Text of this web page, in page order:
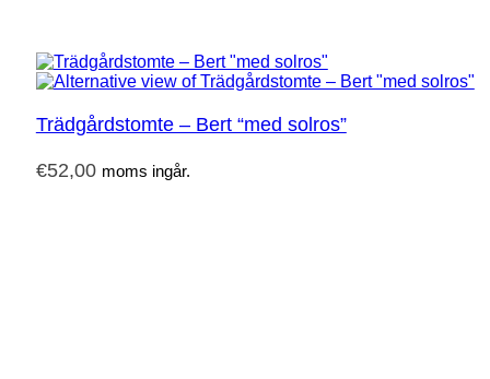
Trädgårdstomte – Bert “med solros”
€52,00 moms ingår.